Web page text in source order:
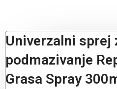
Univerzalni sprej
podmazivanje
Grasa Spray